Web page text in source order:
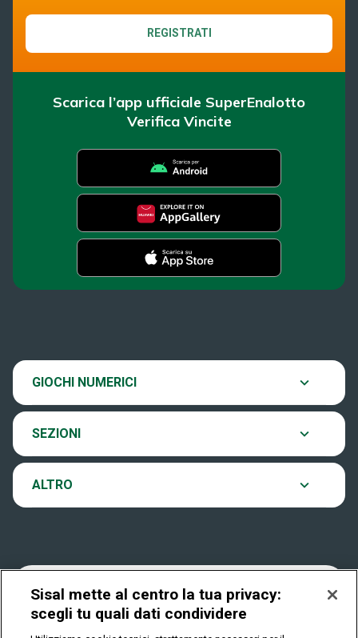
REGISTRATI
Scarica l’app ufficiale SuperEnalotto
Verifica Vincite
GIOCHI NUMERICI
SuperEnalotto
EuroJackpot
VinciCasa
Play Your Date
SEZIONI
Scopri il gioco
Ultima estrazione
Archivio estrazioni
FAQ
ALTRO
Contatti
Notifiche
Cookies
Sisal mette al centro la tua privacy:
scegli tu quali dati condividere